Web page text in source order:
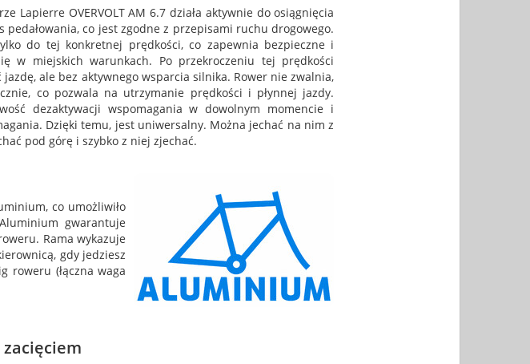
Lapierre OVERVOLT AM 6.7 działa aktywnie do osiągnięcia
pedałowania, co jest zgodne z przepisami ruchu drogowego.
do tej konkretnej prędkości, co zapewnia bezpieczne i
w miejskich warunkach. Po przekroczeniu tej prędkości
ale bez aktywnego wsparcia silnika. Rower nie zwalnia,
co pozwala na utrzymanie prędkości i płynnej jazdy.
dezaktywacji wspomagania w dowolnym momencie i
Dzięki temu, jest uniwersalny. Można jechać na nim z
pod górę i szybko z niej zjechać.
co umożliwiło
gwarantuje
Rama wykazuje
gdy jedziesz
roweru (łączna waga